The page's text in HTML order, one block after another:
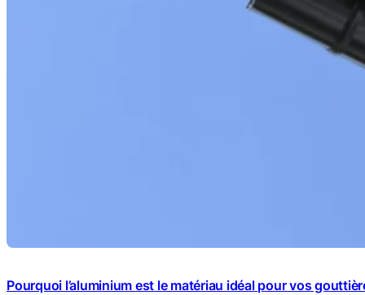
Pourquoi l’aluminium est le matériau idéal pour vos